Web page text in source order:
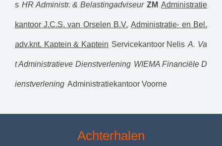
s HR Administr. & Belastingadviseur ZM Administratie
kantoor J.C.S. van Orselen B.V. Administratie- en Bel.
adv.knt. Kaptein & Kaptein Servicekantoor Nelis A. Va
t Administratieve Dienstverlening WIEMA Financiële D
ienstverlening Administratiekantoor Voorne
Achterhalen